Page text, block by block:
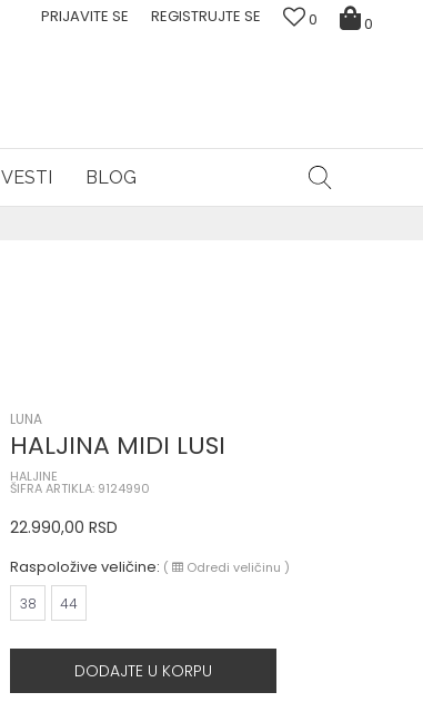
0
0
PRIJAVITE SE REGISTRUJTE SE
VESTI BLOG
LUNA
HALJINA MIDI LUSI
HALJINE
ŠIFRA ARTIKLA: 9124990
22.990,00 RSD
Raspoložive veličine: ( Odredi veličinu )
38 44
DODAJTE U KORPU